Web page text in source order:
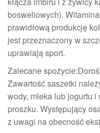
bosweliowych).
prawidłową produkcję
jest przeznaczony w
uprawiają sport.
Zalecane
Zawartość saszetki
wody, mleka lub jogurtu
proszku. Występujący
z uwagi na obecność